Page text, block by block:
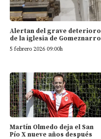
Alertan del grave deterioro
de la iglesia de Gomeznarro
5 febrero 2026 09:00h
Martín Olmedo deja el San
Pío X nueve años después